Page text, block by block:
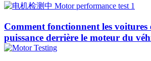
Comment fonctionnent les voitures
puissance derrière le moteur du